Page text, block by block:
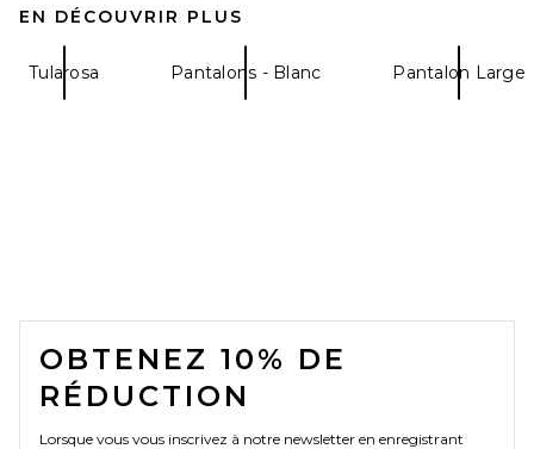
EN DÉCOUVRIR PLUS
Tularosa Pantalons - Blanc Pantalon Large
FOOTER
OBTENEZ 10% DE
RÉDUCTION
Lorsque vous vous inscrivez à notre newsletter en enregistrant